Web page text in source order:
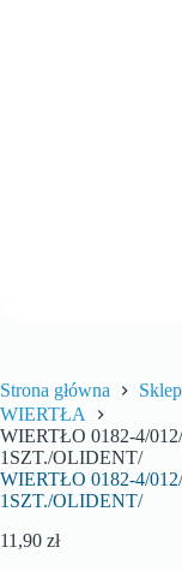
Strona główna Sklep
WIERTŁA
WIERTŁO 0182-4/
1SZT./OLIDENT/
WIERTŁO 0182-4/
1SZT./OLIDENT/
11,90 zł